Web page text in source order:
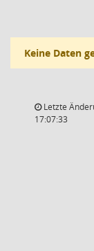
Keine Daten
Letzte
17:07:33